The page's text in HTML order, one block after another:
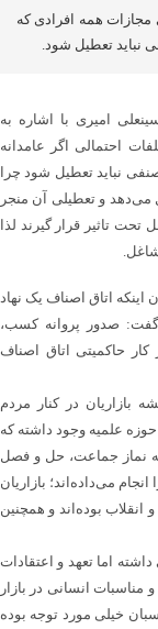
مجازات همه افرادی که
نباید تعطیل شود.
امیری با اشاره به
احتمالی اگر عامدانه
نباید تعطیل شود چرا
و تعطیلی آن منجر
تاثیر قرار گیرند لذا
اینکه اتاق اصناف یک نهاد
صدور پروانه کسب،
حاکمیتی اتاق اصناف
بازاریان در کنار مردم
حوزه علمیه وجود داشته که
نماز جماعت، حل و فصل
می‌داده‌اند؛ بازاریان
انقلاب بوده‌اند و همچنین
داشته اما تعهد و اعتقادات
انسانی در بازار
خیلی مورد توجه بوده